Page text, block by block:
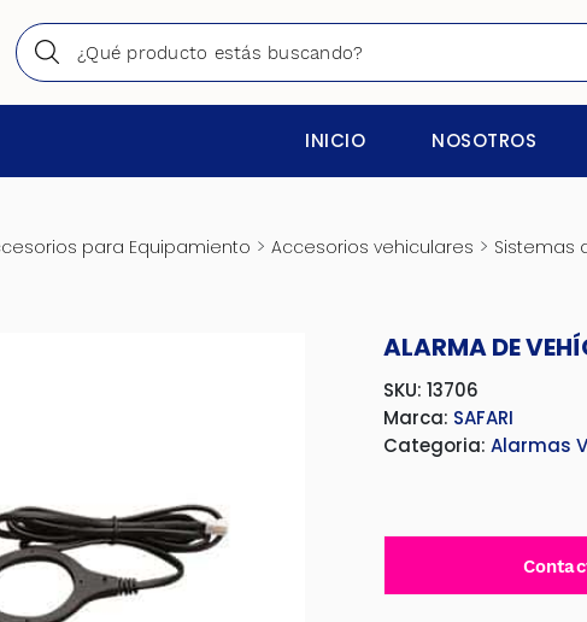
INICIO NOSOTROS
para Equipamiento > Accesorios vehiculares > Sistemas
ALARMA DE
SKU: 13706
Marca: SAFARI
Categoria: Alarmas